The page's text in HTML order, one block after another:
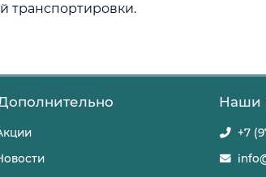
транспортировки.
Наши
+7